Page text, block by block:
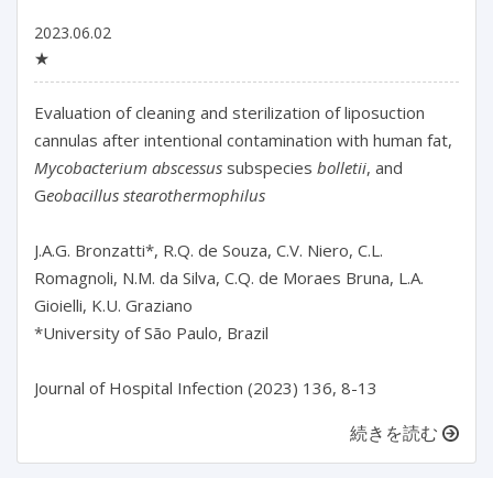
2023.06.02
★
Evaluation of cleaning and sterilization of liposuction
Mycobacterium abscessus subspecies bolletii, and
Geobacillus stearothermophilus
J.A.G. Bronzatti*, R.Q. de Souza, C.V. Niero, C.L.
Romagnoli, N.M. da Silva, C.Q. de Moraes Bruna, L.A.
Gioielli, K.U. Graziano
*University of São Paulo, Brazil
続きを読む